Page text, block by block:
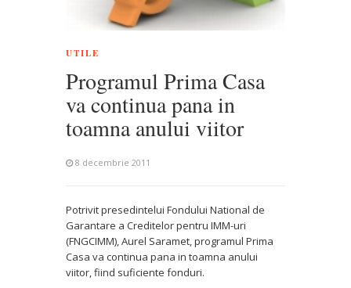
UTILE
Programul Prima Casa
va continua pana in
toamna anului viitor
8 decembrie 2011
Potrivit presedintelui Fondului National de
Garantare a Creditelor pentru IMM-uri
(FNGCIMM), Aurel Saramet, programul Prima
Casa va continua pana in toamna anului
viitor, fiind suficiente fonduri.